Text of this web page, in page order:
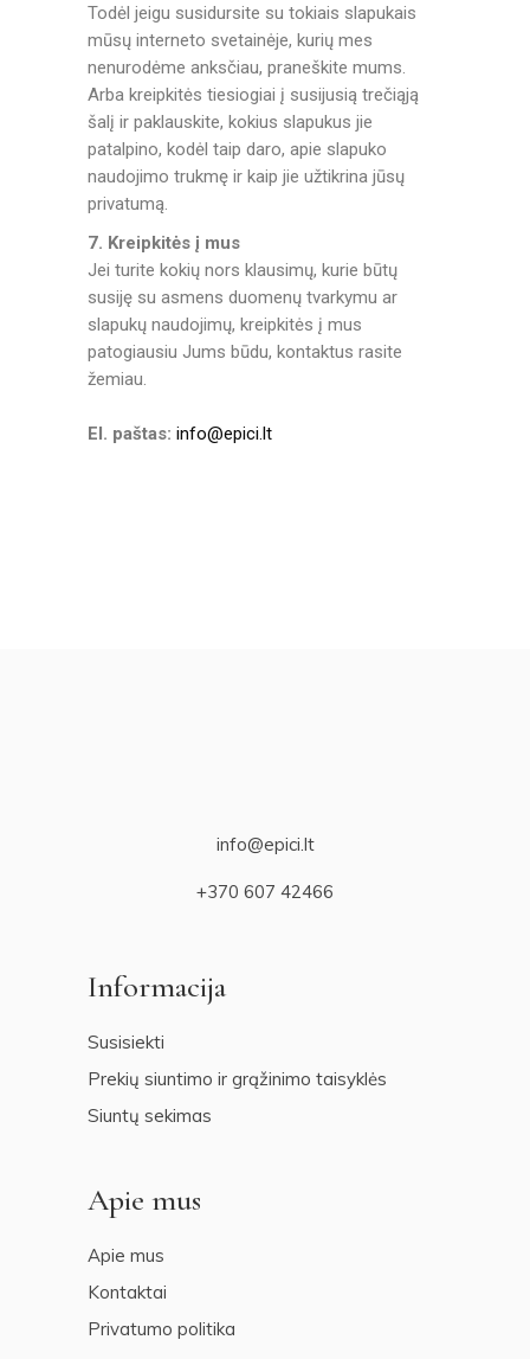
Todėl jeigu susidursite su tokiais slapukais
mūsų interneto svetainėje, kurių mes
nenurodėme anksčiau, praneškite mums.
Arba kreipkitės tiesiogiai į susijusią trečiąją
šalį ir paklauskite, kokius slapukus jie
patalpino, kodėl taip daro, apie slapuko
naudojimo trukmę ir kaip jie užtikrina jūsų
privatumą.
7. Kreipkitės į mus
Jei turite kokių nors klausimų, kurie būtų
susiję su asmens duomenų tvarkymu ar
slapukų naudojimų, kreipkitės į mus
patogiausiu Jums būdu, kontaktus rasite
žemiau.
El. paštas: info@epici.lt
info@epici.lt
+370 607 42466
Informacija
Susisiekti
Prekių siuntimo ir grąžinimo taisyklės
Siuntų sekimas
Apie mus
Apie mus
Kontaktai
Privatumo politika